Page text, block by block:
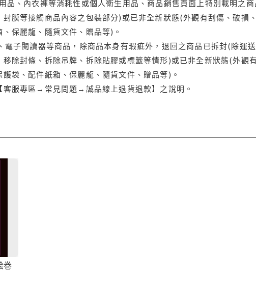
品、內衣褲等消耗性或個人衛生用品、商品銷售頁面上特別載明之
封膜等接觸商品內容之包裝部分)或已非全新狀態(外觀有刮傷、破損
保麗龍、隨貨文件、贈品等)。
電子閱讀器等商品，除商品本身有瑕疵外，退回之商品已拆封(除運
移除封條、拆除吊牌、拆除貼膠或標籤等情形)或已非全新狀態(外觀
袋、配件紙箱、保麗龍、隨貨文件、贈品等)。
客服專區→常見問題→誠品線上退貨退款】之說明。
巻